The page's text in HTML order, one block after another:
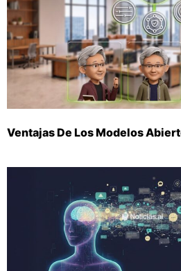
Ventajas De Los Modelos